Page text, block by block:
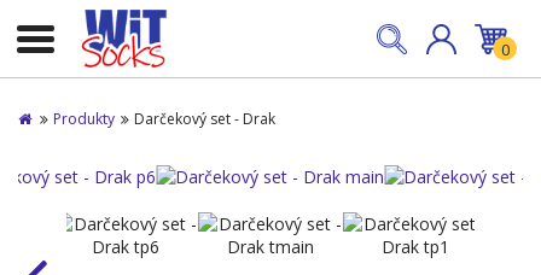
0
Produkty Darčekový set - Drak